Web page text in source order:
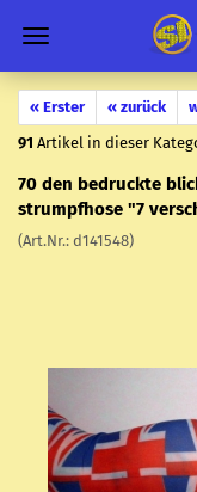
« Erster « zurück
91 Artikel in dieser
70 den be­druck­te
strumpf­ho­se "7
(Art.Nr.: d141548)